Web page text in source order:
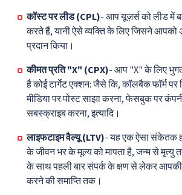
कॉस्ट पर लीड (CPL)- आप यूज़र्स को लीड में
करते हैं, यानी ऐसे व्यक्ति के लिए जिसने आपको
प्रदान किया।
कीमत प्रति "X" (СPX)- आप "X" के लिए
है कोई टार्गेट एक्शन: जैसे कि, कॉलबैक फॉर्म
मीडिया पर पोस्ट साझा करना, फेसबुक पर
सबस्क्राइब करना, इत्यादि।
लाइफटाइम वैल्यू (LTV)- यह एक ऐसा संकेतक
के जीवन भर के मूल्य को मापता है, जन्म से मृत्यु
के साथ पहली बार संपर्क के क्षण से लेकर
करने की समाप्ति तक।